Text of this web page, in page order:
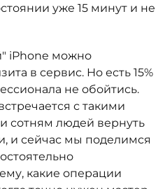
уже 15 минут и не
iPhone можно
в сервис. Но есть 15%
не обойтись.
с такими
сотням людей вернуть
и сейчас мы поделимся
какие операции